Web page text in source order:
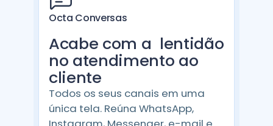
Octa Conversas
Acabe com a lentidão
no atendimento ao
cliente
Todos os seus canais em uma
única tela. Reúna WhatsApp,